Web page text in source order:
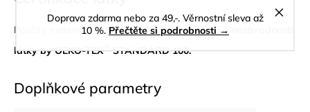
Doprava zdarma nebo za 49,-. Věrnostní sleva až
10 %. Přečtěte si podrobnosti →
Použitý materiál nanoSPACE s plňuje certifikaci o
látky by OEKO-TEX STANDARD 100.
Doplňkové parametry